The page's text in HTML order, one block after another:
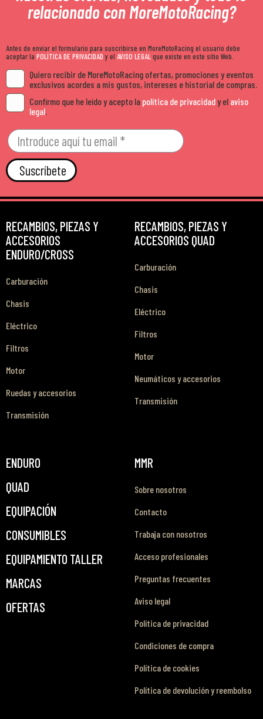
relacionado con MoreMotoRacing?
Antes de enviar el formulario para suscribirse en MoreMotoRacing el usuario debe
aceptar la POLÍTICA DE PRIVACIDADy el AVISO LEGALque existe en este sitio Web.
Quiero recibir de MoreMotoRacing ofertas, promociones y eventos
exclusivos acordes a mis gustos, intereses e historial de compras.
Confirmo que he leído y acepto la política de privacidady el aviso
legal.
Suscríbete
RECAMBIOS, PIEZAS Y
ACCESORIOS
ENDURO/CROSS
Carburación
Chasis
Eléctrico
Filtros
Motor
Ruedas y accesorios
Transmisión
RECAMBIOS, PIEZAS Y
ACCESORIOS QUAD
Carburación
Chasis
Eléctrico
Filtros
Motor
Neumáticos y accesorios
Transmisión
ENDURO
QUAD
EQUIPACIÓN
CONSUMIBLES
EQUIPAMIENTO TALLER
MARCAS
OFERTAS
MMR
Sobre nosotros
Contacto
Trabaja con nosotros
Acceso profesionales
Preguntas frecuentes
Aviso legal
Política de privacidad
Condiciones de compra
Política de cookies
Política de devolución y reembolso